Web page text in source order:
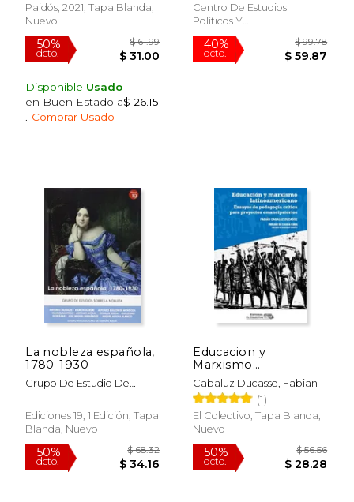
Paidós, 2021, Tapa Blanda,
Nuevo
Disponible Usado
en Buen Estado a$ 26.15
Comprar Usado
Centro De Estudios
Políticos Y
Constitucionales, 2017, 1
Edición, Tapa Blanda,
Nuevo
La nobleza española,
1780-1930
Grupo De Estudio De
Ediciones 19, 1 Edición, Tapa
Blanda, Nuevo
Educacion y
Marxismo
Latinoamericano
Ensayos de
Pedagogia Critica
Para Proyectos
Emancipatorios
Cabaluz Ducasse, Fabian
(1)
El Colectivo, Tapa Blanda,
Nuevo